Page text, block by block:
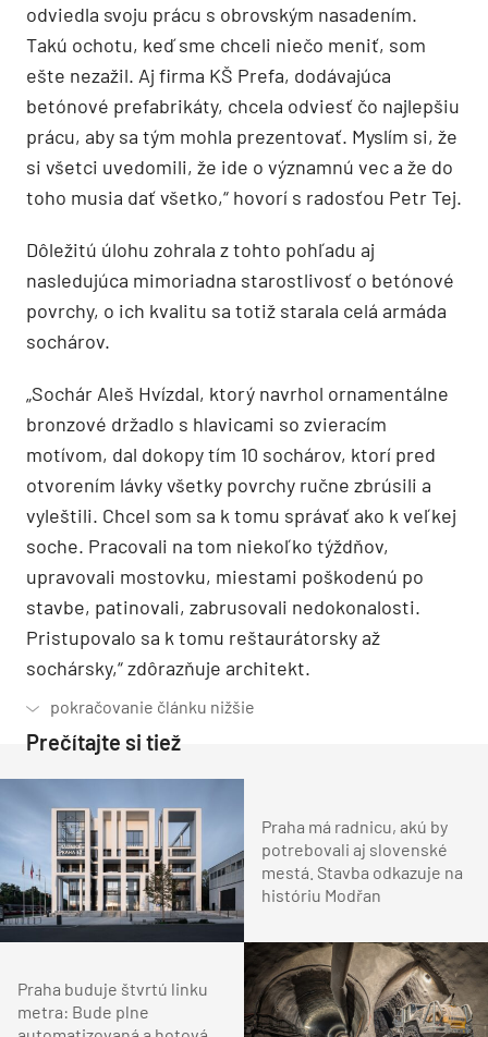
odviedla svoju prácu s obrovským nasadením.
Takú ochotu, keď sme chceli niečo meniť, som
ešte nezažil. Aj firma KŠ Prefa, dodávajúca
betónové prefabrikáty, chcela odviesť čo najlepšiu
prácu, aby sa tým mohla prezentovať. Myslím si, že
si všetci uvedomili, že ide o významnú vec a že do
toho musia dať všetko,“ hovorí s radosťou Petr Tej.
Dôležitú úlohu zohrala z tohto pohľadu aj
nasledujúca mimoriadna starostlivosť o betónové
povrchy, o ich kvalitu sa totiž starala celá armáda
sochárov.
„Sochár Aleš Hvízdal, ktorý navrhol ornamentálne
bronzové držadlo s hlavicami so zvieracím
motívom, dal dokopy tím 10 sochárov, ktorí pred
otvorením lávky všetky povrchy ručne zbrúsili a
vyleštili. Chcel som sa k tomu správať ako k veľkej
soche. Pracovali na tom niekoľko týždňov,
upravovali mostovku, miestami poškodenú po
stavbe, patinovali, zabrusovali nedokonalosti.
Pristupovalo sa k tomu reštaurátorsky až
sochársky,“ zdôrazňuje architekt.
Prečítajte si tiež
Praha má radnicu, akú by
potrebovali aj slovenské
mestá. Stavba odkazuje na
históriu Modřan
Praha buduje štvrtú linku
metra: Bude plne